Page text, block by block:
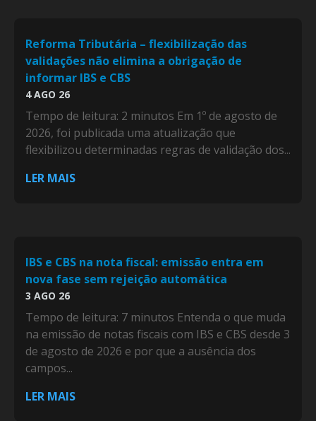
Reforma Tributária – flexibilização das
validações não elimina a obrigação de
informar IBS e CBS
4 AGO 26
Tempo de leitura: 2 minutos Em 1º de agosto de
2026, foi publicada uma atualização que
flexibilizou determinadas regras de validação dos...
LER MAIS
IBS e CBS na nota fiscal: emissão entra em
nova fase sem rejeição automática
3 AGO 26
Tempo de leitura: 7 minutos Entenda o que muda
na emissão de notas fiscais com IBS e CBS desde 3
de agosto de 2026 e por que a ausência dos
campos...
LER MAIS